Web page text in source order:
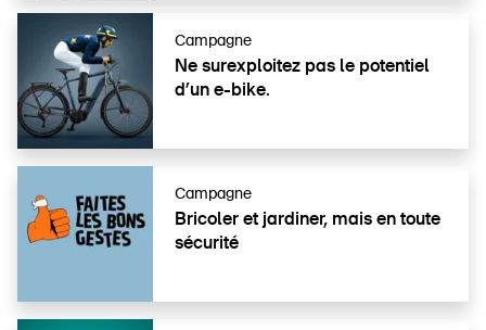
Campagne
Ne sur­ex­ploi­tez pas le potentiel
d’un e-bike.
Campagne
Bricoler et jardiner, mais en toute
sécurité